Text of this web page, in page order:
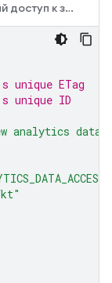
Временный доступ к занятиям
ETag
unique ID
analytics data"